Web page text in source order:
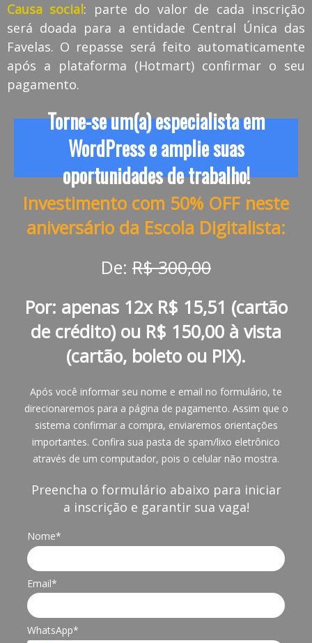
Causa social: parte do valor de cada inscrição
será doada para a entidade Central Única das
Favelas. O repasse será feito automaticamente
após a plataforma (Hotmart) confirmar o seu
pagamento.
Torne-se um(a) especialista em
WordPress e amplie suas
oportunidades de trabalho!
Investimento com 50% OFF neste
aniversário da Escola Digitalista:
De: R$ 300,00
Por: apenas 12x R$ 15,51 (cartão
de crédito) ou R$ 150,00 à vista
(cartão, boleto ou PIX).
Após você informar seu nome e email no formulário, te
direcionaremos para a página de pagamento. Assim que o
sistema confirmar a compra, enviaremos orientações
importantes. Confira sua pasta de spam/lixo eletrônico
através de um computador, pois o celular não mostra.
Preencha o formulário abaixo para iniciar
a inscrição e garantir sua vaga!
Nome*
Email*
WhatsApp*